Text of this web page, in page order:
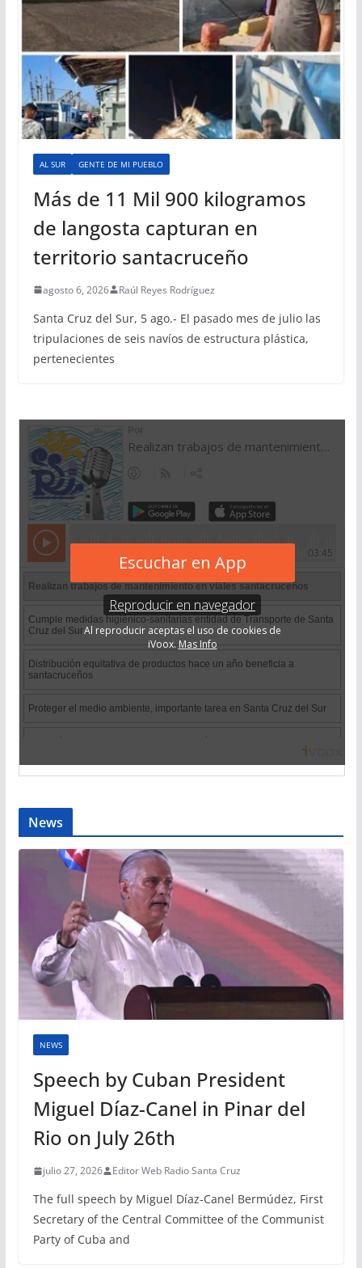
AL SUR GENTE DE MI PUEBLO
Más de 11 Mil 900 kilogramos
de langosta capturan en
territorio santacruceño
agosto 6, 2026 Raúl Reyes Rodríguez
Santa Cruz del Sur, 5 ago.- El pasado mes de julio las
tripulaciones de seis navíos de estructura plástica,
pertenecientes
News
NEWS
Speech by Cuban President
Miguel Díaz-Canel in Pinar del
Rio on July 26th
julio 27, 2026 Editor Web Radio Santa Cruz
The full speech by Miguel Díaz-Canel Bermúdez, First
Secretary of the Central Committee of the Communist
Party of Cuba and